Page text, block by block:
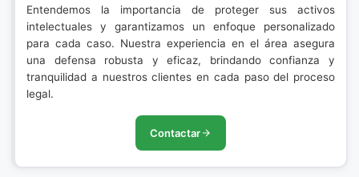
Entendemos la importancia de proteger sus activos
intelectuales y garantizamos un enfoque personalizado
para cada caso. Nuestra experiencia en el área asegura
una defensa robusta y eficaz, brindando confianza y
tranquilidad a nuestros clientes en cada paso del proceso
legal.
Contactar